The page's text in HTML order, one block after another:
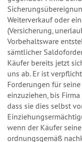
Weiterverkauf oder
(Versicherung,
Vorbehaltsware
sämtlicher
Käufer bereits jetzt
uns ab. Er ist
Forderungen für
einzuziehen, bis
dass sie dies selbst
wenn der Käufer
ordnungsgemäß